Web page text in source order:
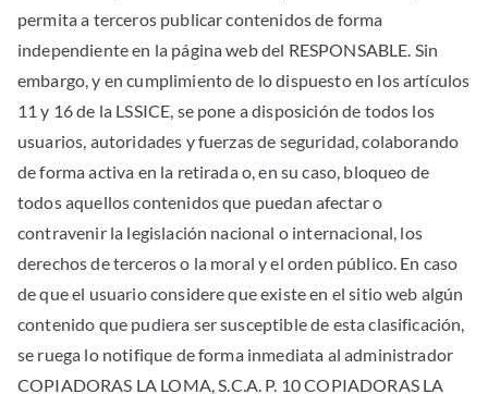
permita a terceros publicar contenidos de forma
independiente en la página web del RESPONSABLE. Sin
embargo, y en cumplimiento de lo dispuesto en los artículos
11 y 16 de la LSSICE, se pone a disposición de todos los
usuarios, autoridades y fuerzas de seguridad, colaborando
de forma activa en la retirada o, en su caso, bloqueo de
todos aquellos contenidos que puedan afectar o
contravenir la legislación nacional o internacional, los
derechos de terceros o la moral y el orden público. En caso
de que el usuario considere que existe en el sitio web algún
contenido que pudiera ser susceptible de esta clasificación,
se ruega lo notifique de forma inmediata al administrador
COPIADORAS LA LOMA, S.C.A. P. 10 COPIADORAS LA